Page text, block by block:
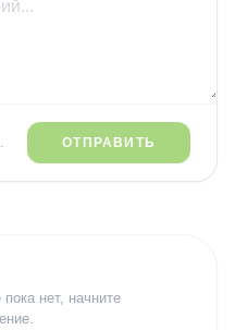
ОТПРАВИТЬ
нет, начните